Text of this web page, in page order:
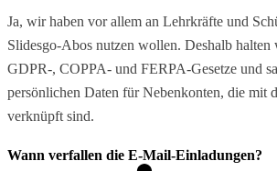
Ja, wir haben vor allem an Lehrkräfte und
Slidesgo-Abos nutzen wollen. Deshalb halten
GDPR-, COPPA- und FERPA-Gesetze und
persönlichen Daten für Nebenkonten, die mit
verknüpft sind.
Wann verfallen die E-Mail-Einladungen?